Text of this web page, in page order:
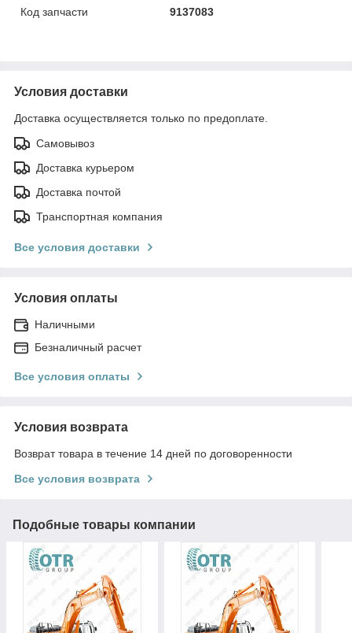
Код запчасти
9137083
Условия доставки
Доставка осуществляется только по предоплате.
Самовывоз
Доставка курьером
Доставка почтой
Транспортная компания
Все условия доставки
Условия оплаты
Наличными
Безналичный расчет
Все условия оплаты
Условия возврата
Возврат товара в течение 14 дней по договоренности
Все условия возврата
Подобные товары компании